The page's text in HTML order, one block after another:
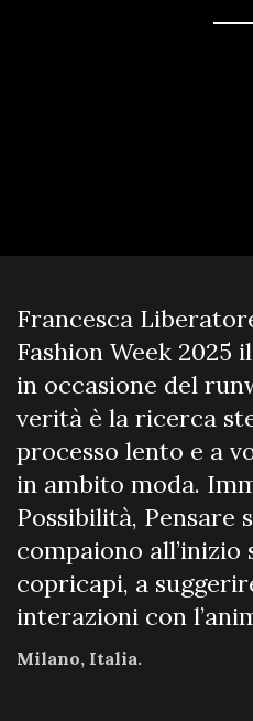
Francesca
Fashion Week 2025
in occasione del
verità è la ricerca
processo lento e a
in ambito moda.
Possibilità,
compaiono
copricapi, a
interazioni con
Milano, Italia.